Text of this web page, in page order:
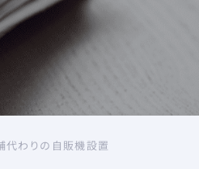
代わりの自販機設置